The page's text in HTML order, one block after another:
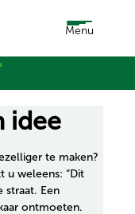
Menu
idee
te maken?
u weleens: “Dit
straat. Een
ontmoeten.